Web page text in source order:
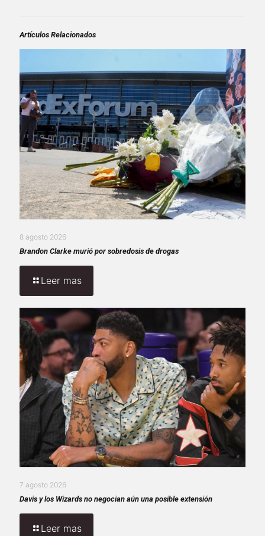
Artículos Relacionados
8 agosto 2026
Brandon Clarke murió por sobredosis de drogas
Leer mas
7 agosto 2026
Davis y los Wizards no negocian aún una posible extensión
Leer mas